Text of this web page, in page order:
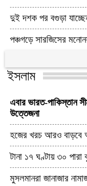
দুই দশক পর বগুড়া
পঞ্চগড়ে সারজিসের
ইসলাম
এবার ভারত-পাকিস্তান
উত্তেজনা
হজের খরচ আরও বাড়বে
টানা ১৭ ঘণ্টায় ৩০
মুসলমানরা জানাজার